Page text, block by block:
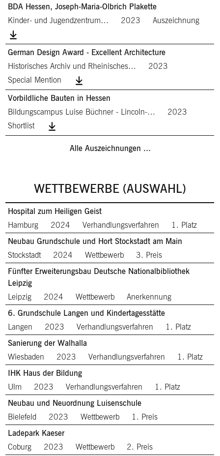
BDA Hessen, Joseph-Maria-Olbrich Plakette
Kinder- und Jugendzentrum…
2023 Auszeichnung
German Design Award - Excellent Architecture
Historisches Archiv und Rheinisches…
2023
Special Mention
Vorbildliche Bauten in Hessen
Bildungscampus Luise Büchner - Lincoln-…
2023
Shortlist
Alle Auszeichnungen ...
WETTBEWERBE (AUSWAHL)
Hospital zum Heiligen Geist
Hamburg
2024 Verhandlungsverfahren
1. Platz
Neubau Grundschule und Hort Stockstadt am Main
Stockstadt
2024 Wettbewerb
3. Preis
Fünfter Erweiterungsbau Deutsche Nationalbibliothek
Leipzig
Leipzig
2024 Wettbewerb
Anerkennung
6. Grundschule Langen und Kindertagesstätte
Langen
2023 Verhandlungsverfahren
1. Platz
Sanierung der Walhalla
Wiesbaden
2023 Verhandlungsverfahren
1. Platz
IHK Haus der Bildung
Ulm
2023 Verhandlungsverfahren
1. Platz
Neubau und Neuordnung Luisenschule
Bielefeld
2023 Wettbewerb
1. Preis
Ladepark Kaeser
Coburg
2023 Wettbewerb 2. Preis